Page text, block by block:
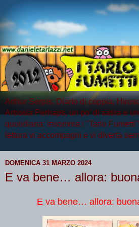
Arthur Serpis, Diario di coppia,
Artrosia Perhaps, un po' di satira e
quotidiana: insomma i "Tarlo
lettura vi accompagni e vi diverta
DOMENICA 31 MARZO 2024
E va bene… allora:
E va bene… allora: